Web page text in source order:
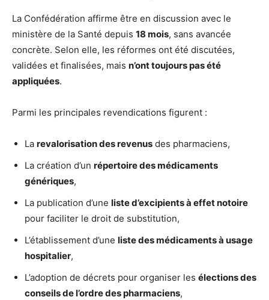
La Confédération affirme être en discussion avec le
ministère de la Santé depuis 18 mois, sans avancée
concrète. Selon elle, les réformes ont été discutées,
validées et finalisées, mais n’ont toujours pas été
appliquées.
Parmi les principales revendications figurent :
La revalorisation des revenus des pharmaciens,
La création d’un répertoire des médicaments
génériques,
La publication d’une liste d’excipients à effet notoire
pour faciliter le droit de substitution,
L’établissement d’une liste des médicaments à usage
hospitalier,
L’adoption de décrets pour organiser les élections des
conseils de l’ordre des pharmaciens,